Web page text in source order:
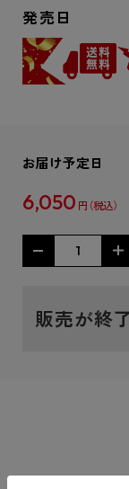
発売日
お届け予定日
6,050 円
販売が終